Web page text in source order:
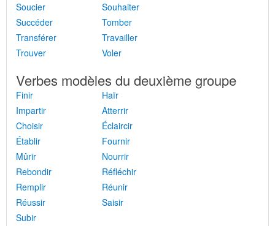
Soucier
Souhaiter
Succéder
Tomber
Transférer
Travailler
Trouver
Voler
Verbes modèles du deuxième groupe
Finir
Haïr
Impartir
Atterrir
Choisir
Éclaircir
Établir
Fournir
Mûrir
Nourrir
Rebondir
Réfléchir
Remplir
Réunir
Réussir
Saisir
Subir